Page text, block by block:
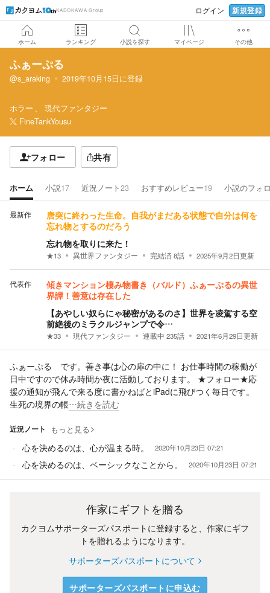
KADOKAWA Group ログイン 新規登録
ホーム ランキング 小説を探す マイページ その他
ふぁーぷる
@s_araking 2019年10月15日に登録
ホラー
現代ファンタジー
FineTankYousu
フォロー 共有
ホーム 小説17 近況ノート23 おすすめレビュー19 小説のフォ
最新作
唐突に終わった生命。自我がまだある状態で自分は何を
忘れ物とするのだろう
忘れ物を取りに来た！
★13 異世界ファンタジー 完結済8話 2025年9月2日更新
代表作
傾きマンション棲み物書き（バルド）ふぁーぷるの異世
界譚！善意は存在した
【あやしい奴らにゃ秘密があるのさ】世界を凌駕する空
前絶後のミラクルジャンプで令…
★33 現代ファンタジー 連載中 235話 2021年6月29日更新
ふぁーぷる です。善き事は心の扉の中に！ お仕事時間の稼働が
日中ですので休み時間か夜に活動しております。 ★フォロー★応
援の通知が飛んで来る度に書かねばとiPadに飛びつく毎日です。
生死の境界の帳…続きを読む
近況ノート もっと見る
心を決めるのは、心が温まる時。 2020年10月23日 07:21
心を決めるのは、ベーシックなことから。 2020年10月23日 07:21
作家にギフトを贈る
カクヨムサポーターズパスポートに登録すると、作家にギフ
トを贈れるようになります。
サポーターズパスポートについて
サポーターズパスポートに申込む